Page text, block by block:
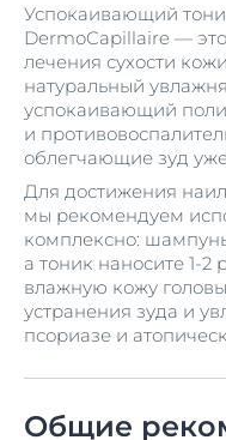
Успокаивающий
DermoCapillaire —
лечения сухости
натуральный
успокаивающий
и
облегчающие зуд
Для достижения
мы рекомендуем
комплексно: шампунь
а тоник наносите 1-2
влажную кожу
устранения зуда и
псориазе и
Общие